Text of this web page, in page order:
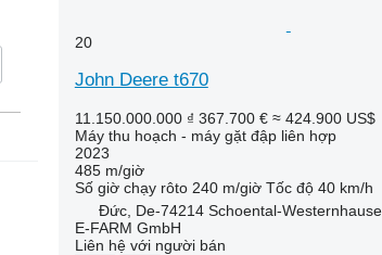
20
John Deere t670
11.150.000.000 ₫ 367.700 € ≈ 424.900 US$
Máy thu hoạch - máy gặt đập liên hợp
2023
485 m/giờ
Số giờ chạy rôto 240 m/giờ Tốc độ 40 km/h
Đức, De-74214 Schoental-
E-FARM GmbH
Liên hệ với người bán